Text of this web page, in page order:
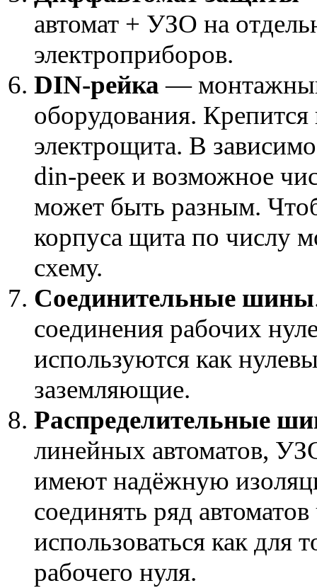
автомат + УЗО на
электроприборов.
DIN-рейка — монтажный
оборудования.
электрощита. В
din-реек и возможное
может быть разным.
корпуса щита по числу
схему.
Соединительные шины
соединения рабочих
используются как
заземляющие.
Распределительные
линейных автоматов,
имеют надёжную
соединять ряд
использоваться как для
рабочего нуля.